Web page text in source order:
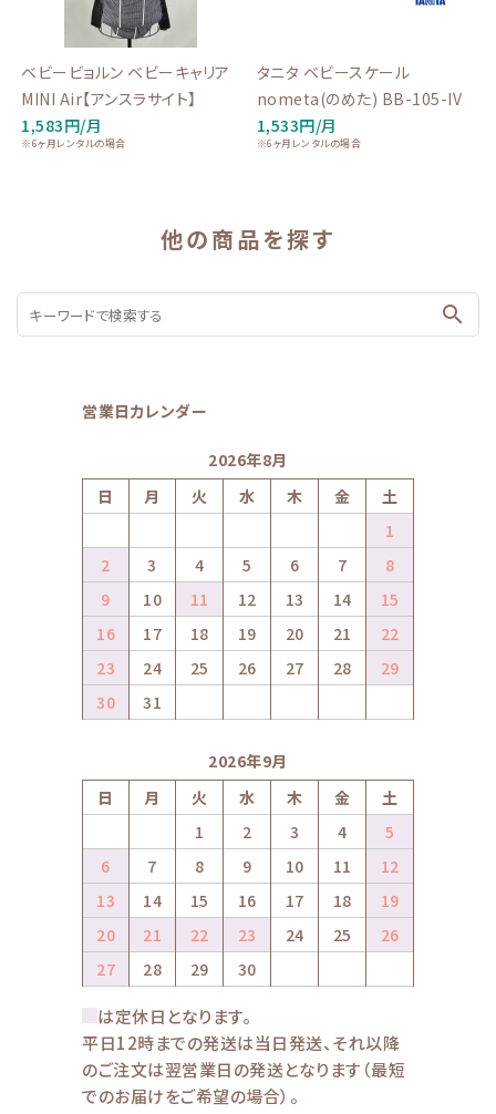
ベビービョルン ベビーキャリア
MINI Air【アンスラサイト】
1,583円/月
※6ヶ月レンタルの場合
タニタ ベビースケール
nometa(のめた) BB-105-IV
1,533円/月
※6ヶ月レンタルの場合
他の商品を探す
search
営業日カレンダー
2026年8月
日
月 火 水 木 金
土
1
2
3 4 5 6 7
8
9
10 11 12 13 14
15
16
17 18 19 20 21
22
23
24 25 26 27 28
29
30
31
2026年9月
日
月 火 水 木 金
土
1
2 3 4
5
6
7 8 9 10 11
12
13
14 15 16 17 18
19
20
21 22 23 24 25
26
27
28 29 30
は定休日となります。
平日12時までの発送は当日発送、それ以降
のご注文は翌営業日の発送となります（最短
でのお届けをご希望の場合）。